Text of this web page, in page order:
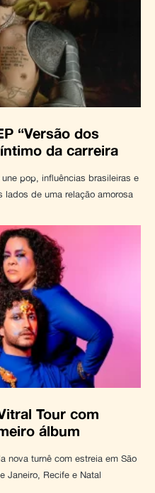
“Versão dos
da carreira
pop, influências brasileiras e
de uma relação amorosa
Tour com
álbum
nova turnê com estreia em São
Janeiro, Recife e Natal